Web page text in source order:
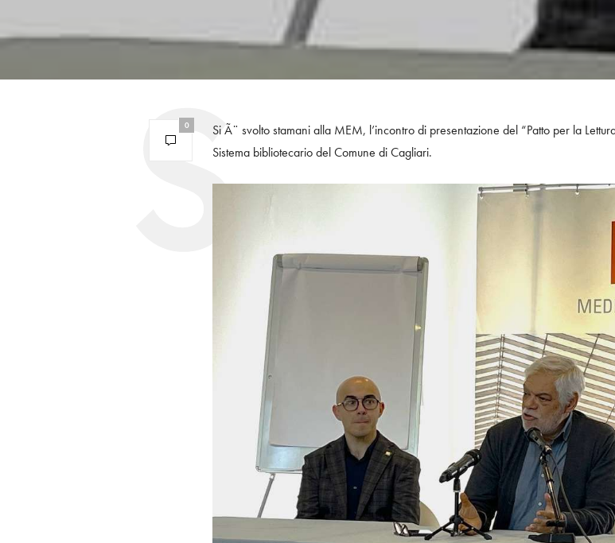
0
Si Ã¨ svolto stamani alla MEM, l’incontro di presentazione del “Patto per la
Sistema bibliotecario del Comune di Cagliari.